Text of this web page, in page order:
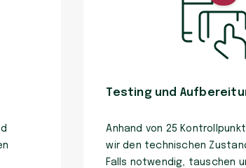
Testing und
Anhand von 25
wir den technischen
Falls notwendig, tauschen